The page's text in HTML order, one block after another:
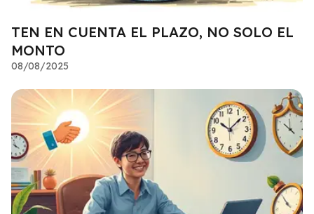
TEN EN CUENTA EL PLAZO, NO SOLO EL
MONTO
08/08/2025